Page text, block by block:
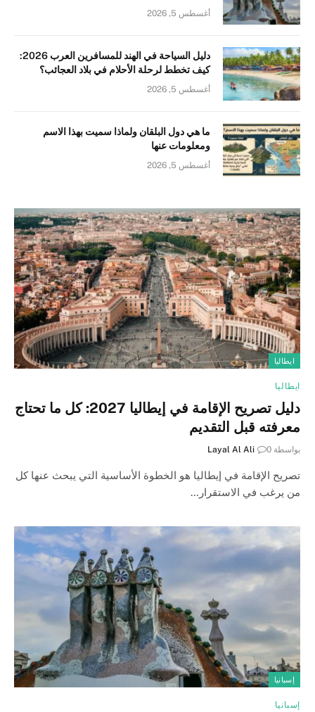
أغسطس 5, 2026
دليل السياحة في الهند للمسافرين العرب 2026:
كيف تخطط لرحلة الأحلام في بلاد العجائب؟
أغسطس 5, 2026
ما هي دول البلقان ولماذا سميت بهذا الاسم
ومعلومات عنها
أغسطس 5, 2026
ايطاليا
ايطاليا
دليل تصريح الإقامة في إيطاليا 2027: كل ما تحتاج
معرفته قبل التقديم
بواسطة Layal Al Ali 0
تصريح الإقامة في إيطاليا هو الخطوة الأساسية التي يبحث عنها كل
من يرغب في الاستقرار…
إسبانيا
إسبانيا